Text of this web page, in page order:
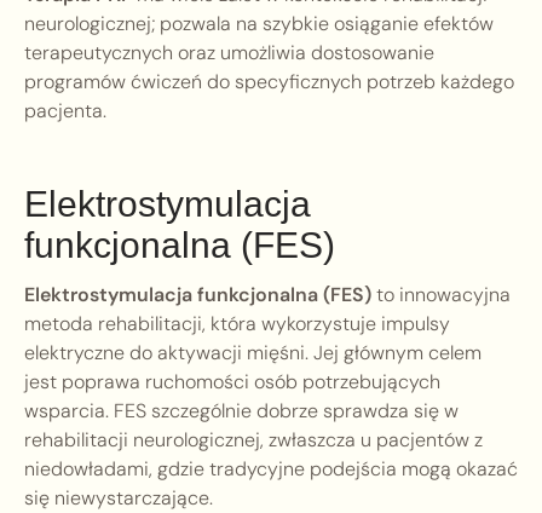
neurologicznej; pozwala na szybkie osiąganie efektów
terapeutycznych oraz umożliwia dostosowanie
programów ćwiczeń do specyficznych potrzeb każdego
pacjenta.
Elektrostymulacja
funkcjonalna (FES)
Elektrostymulacja funkcjonalna (FES)to innowacyjna
metoda rehabilitacji, która wykorzystuje impulsy
elektryczne do aktywacji mięśni. Jej głównym celem
jest poprawa ruchomości osób potrzebujących
wsparcia. FES szczególnie dobrze sprawdza się w
rehabilitacji neurologicznej, zwłaszcza u pacjentów z
niedowładami, gdzie tradycyjne podejścia mogą okazać
się niewystarczające.